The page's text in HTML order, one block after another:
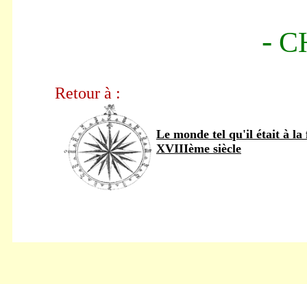
-
Retour à :
Le monde tel qu'il était à la
XVIIIème siècle